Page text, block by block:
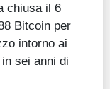
chiusa il 6
Bitcoin per
intorno ai
sei anni di